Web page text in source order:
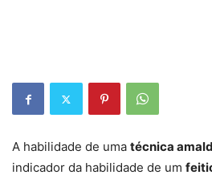
A habilidade de uma técnica
indicador da habilidade de um